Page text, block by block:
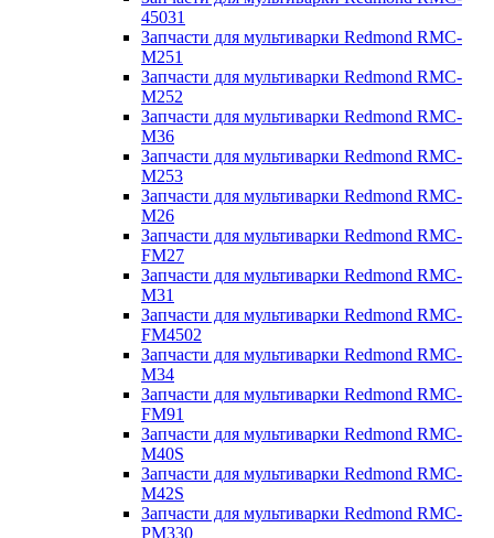
45031
Запчасти для мультиварки Redmond RMC-
M251
Запчасти для мультиварки Redmond RMC-
M252
Запчасти для мультиварки Redmond RMC-
M36
Запчасти для мультиварки Redmond RMC-
M253
Запчасти для мультиварки Redmond RMC-
M26
Запчасти для мультиварки Redmond RMC-
FM27
Запчасти для мультиварки Redmond RMC-
M31
Запчасти для мультиварки Redmond RMC-
FM4502
Запчасти для мультиварки Redmond RMC-
M34
Запчасти для мультиварки Redmond RMC-
FM91
Запчасти для мультиварки Redmond RMC-
M40S
Запчасти для мультиварки Redmond RMC-
M42S
Запчасти для мультиварки Redmond RMC-
PM330